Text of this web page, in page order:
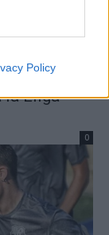
Policy
Jaume
la Lliga
0